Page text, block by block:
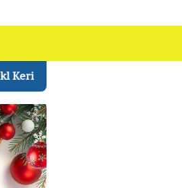
di Lahan Asta Cita Kelompok